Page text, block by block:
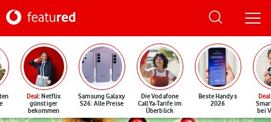
Deal: Netflix
günstiger
bekommen
Samsung Galaxy
S26: Alle Preise
Die Vodafone
CallYa-Tarife im
Überblick
Beste Handys
2026
Deal
bei